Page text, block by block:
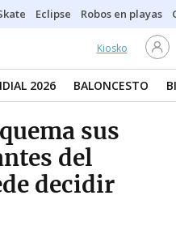
Eclipse Robos en playas
Kiosko
2026 BALONCESTO
sus
del
decidir